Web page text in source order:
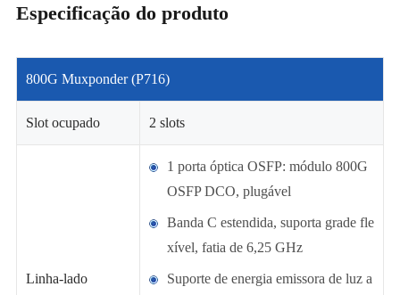
Especificação do produto
800G Muxponder (P716)
Slot ocupado 2 slots
Linha-lado
1 porta óptica OSFP: módulo 800G
OSFP DCO, plugável
Banda C estendida, suporta grade fle
xível, fatia de 6,25 GHz
Suporte de energia emissora de luz a